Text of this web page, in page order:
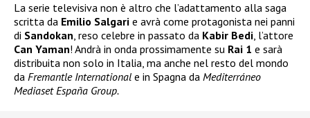
La serie televisiva non è altro che l’adattamento alla saga
scritta da Emilio Salgari e avrà come protagonista nei panni
di Sandokan, reso celebre in passato da Kabir Bedi, l’attore
Can Yaman! Andrà in onda prossimamente su Rai 1 e sarà
distribuita non solo in Italia, ma anche nel resto del mondo
da Fremantle International e in Spagna da Mediterráneo
Mediaset España Group.